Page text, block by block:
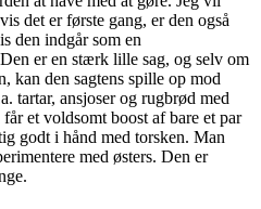
det er første gang, er den også
den indgår som en
er en stærk lille sag, og selv om
kan den sagtens spille op mod
tartar, ansjoser og rugbrød med
et voldsomt boost af bare et par
godt i hånd med torsken. Man
med østers. Den er